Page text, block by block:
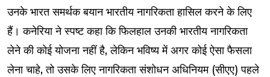
उनके भारत समर्थक बयान भारतीय नागरिकता हासिल करने के लिए
हैं। कनेरिया ने स्पष्ट कहा कि फिलहाल उनकी भारतीय नागरिकता
लेने की कोई योजना नहीं है, लेकिन भविष्य में अगर कोई ऐसा फैसला
लेना चाहे, तो उसके लिए नागरिकता संशोधन अधिनियम (सीएए) पहले